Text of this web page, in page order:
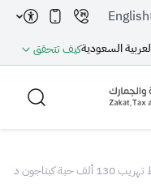
السعوديةكيف تتحقق
English
كبتاجون داخل علب جبن وزعتر